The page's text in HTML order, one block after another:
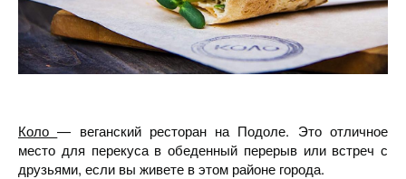
Коло— веганский ресторан на Подоле. Это отличное
место для перекуса в обеденный перерыв или встреч с
друзьями, если вы живете в этом районе города.